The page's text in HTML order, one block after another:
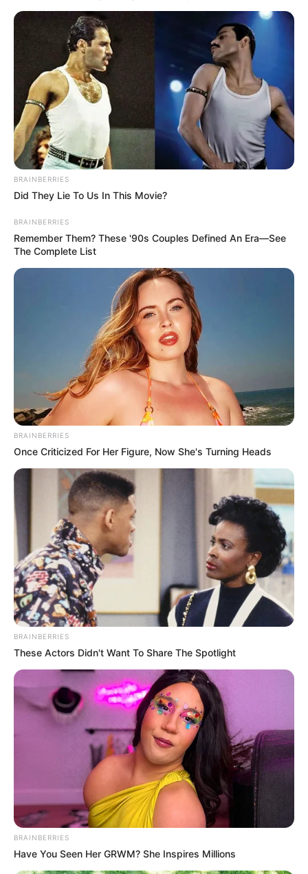
más
¡ESCÁNDALO EN EL
ALTAR! Atrapan a un
BRAINBERRIES
Did They Lie To Us In This Movie?
BRAINBERRIES
Remember Them? These '90s Couples Defined An Era—See
The Complete List
BRAINBERRIES
Once Criticized For Her Figure, Now She's Turning Heads
BRAINBERRIES
These Actors Didn't Want To Share The Spotlight
BRAINBERRIES
Have You Seen Her GRWM? She Inspires Millions